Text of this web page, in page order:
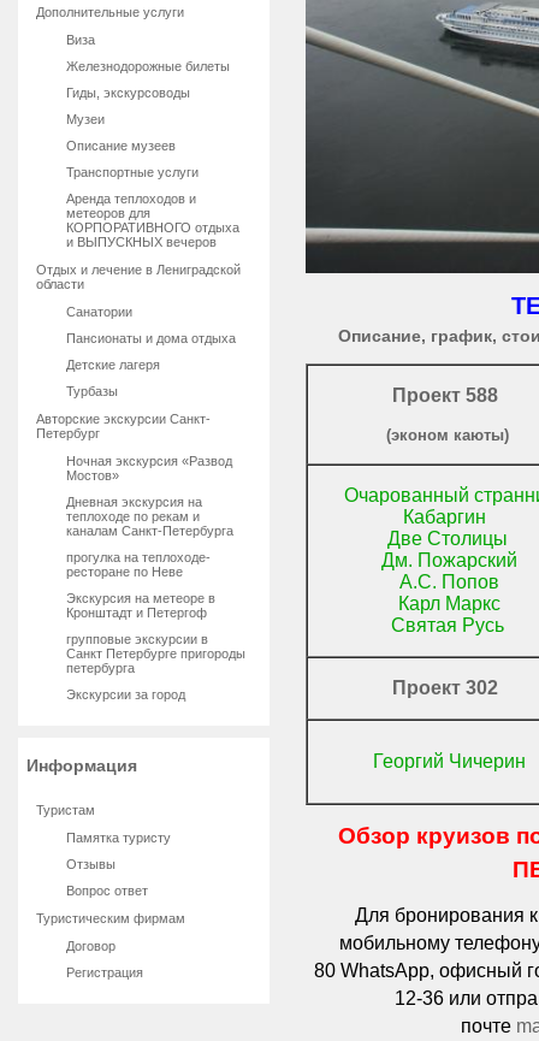
Описание, график,
Проект 588
(эконом каюты)
Очарованный
Кабаргин
Две Столицы
Дм. Пожарский
А.С. Попов
Карл Маркс
Святая Русь
Проект 302
Георгий Чичерин
Обзор круизов
Для бронирования
мобильному
80 WhatsApp, офисный
12-36 или
почте
Дополнительные услуги
Виза
Железнодорожные билеты
Гиды, экскурсоводы
Музеи
Описание музеев
Транспортные услуги
Аренда теплоходов и
метеоров для
КОРПОРАТИВНОГО отдыха
и ВЫПУСКНЫХ вечеров
Отдых и лечение в Лениградской
области
Санатории
Пансионаты и дома отдыха
Детские лагеря
Турбазы
Авторские экскурсии Санкт-
Петербург
Ночная экскурсия «Развод
Мостов»
Дневная экскурсия на
теплоходе по рекам и
каналам Санкт-Петербурга
прогулка на теплоходе-
ресторане по Неве
Экскурсия на метеоре в
Кронштадт и Петергоф
групповые экскурсии в
Санкт Петербурге пригороды
петербурга
Экскурсии за город
Информация
Туристам
Памятка туристу
Отзывы
Вопрос ответ
Туристическим фирмам
Договор
Регистрация